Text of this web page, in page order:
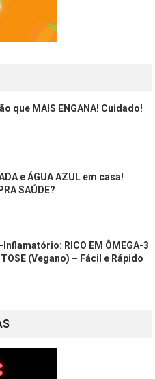
que MAIS ENGANA! Cuidado!
e ÁGUA AZUL em casa!
SAÚDE?
Inflamatório: RICO EM ÔMEGA-3
(Vegano) – Fácil e Rápido